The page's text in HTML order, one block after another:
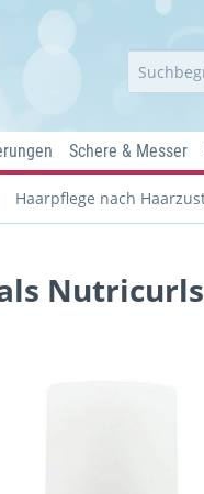
Schere & Messer
Haarpflege nach